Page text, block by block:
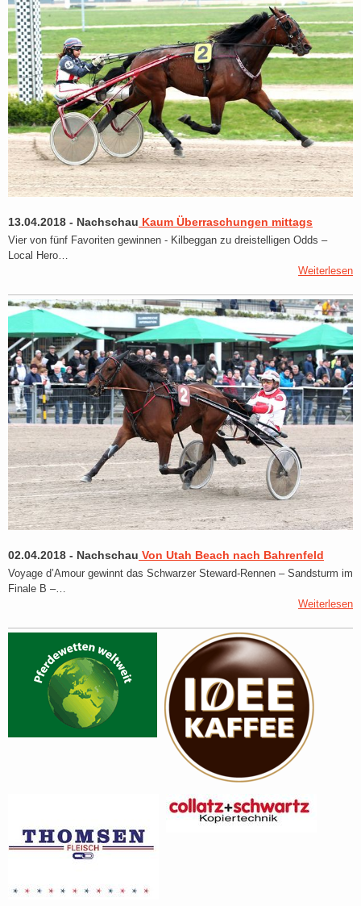
13.04.2018 - Nachschau Kaum Überraschungen mittags
Vier von fünf Favoriten gewinnen - Kilbeggan zu dreistelligen Odds –
Local Hero…
Weiterlesen
02.04.2018 - Nachschau Von Utah Beach nach Bahrenfeld
Voyage d’Amour gewinnt das Schwarzer Steward-Rennen – Sandsturm im
Finale B –…
Weiterlesen